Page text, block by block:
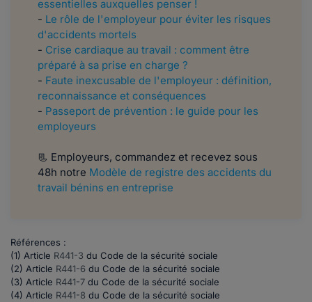
essentielles auxquelles penser !
- Le rôle de l'employeur pour éviter les risques
d'accidents mortels
- Crise cardiaque au travail : comment être
préparé à sa prise en charge ?
- Faute inexcusable de l'employeur : définition,
reconnaissance et conséquences
- Passeport de prévention : le guide pour les
employeurs
📃 Employeurs, commandez et recevez sous
48h notre Modèle de registre des accidents du
travail bénins en entreprise
Références :
(1) Article R441-3 du Code de la sécurité sociale
(2) Article R441-6 du Code de la sécurité sociale
(3) Article R441-7 du Code de la sécurité sociale
(4) Article R441-8 du Code de la sécurité sociale